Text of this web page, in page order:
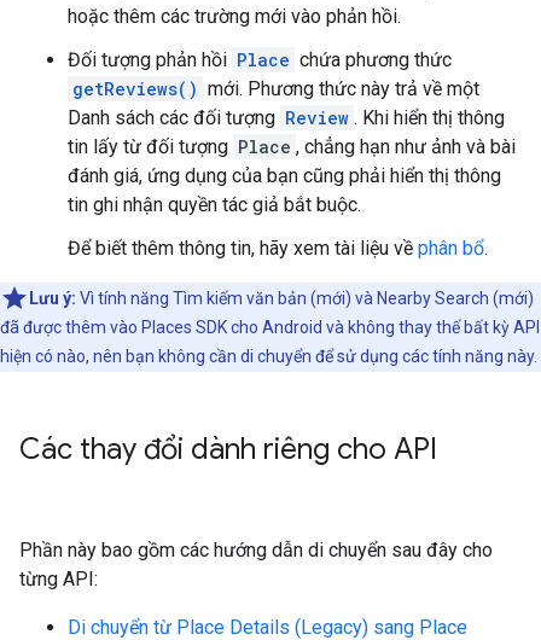
hoặc thêm các trường mới vào phản hồi.
Đối tượng phản hồi Place chứa phương thức
getReviews() mới. Phương thức này trả về một
Danh sách các đối tượng Review . Khi hiển thị thông
tin lấy từ đối tượng Place , chẳng hạn như ảnh và bài
đánh giá, ứng dụng của bạn cũng phải hiển thị thông
tin ghi nhận quyền tác giả bắt buộc.
Để biết thêm thông tin, hãy xem tài liệu về phân bổ.
Lưu ý: Vì tính năng Tìm kiếm văn bản (mới) và Nearby Search (mới)
đã được thêm vào Places SDK cho Android và không thay thế bất kỳ API
hiện có nào, nên bạn không cần di chuyển để sử dụng các tính năng này.
Các thay đổi dành riêng cho API
Phần này bao gồm các hướng dẫn di chuyển sau đây cho
từng API:
Di chuyển từ Place Details (Legacy) sang Place